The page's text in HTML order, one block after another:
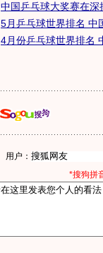
中国乒乓球大奖赛在深
5月乒乓球世界排名 中
4月份乒乓球世界排名
用户：
*搜狗拼